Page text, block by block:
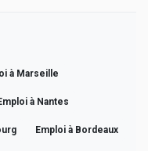
à Marseille
à Nantes
Emploi à Bordeaux